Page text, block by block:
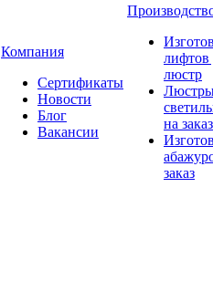
Компания
Сертификаты
Новости
Блог
Вакансии
лифтов
люстр
на заказ
заказ